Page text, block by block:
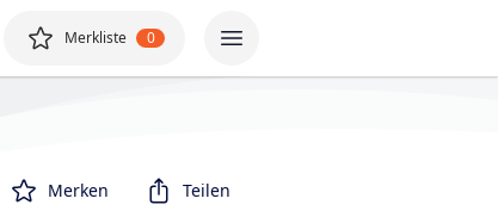
Merkliste 0
Merken Teilen